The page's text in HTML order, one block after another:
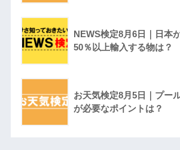
NEWS検定8月6日｜日本
50％以上輸入する物は？
お天気検定8月5日｜プー
が必要なポイントは？